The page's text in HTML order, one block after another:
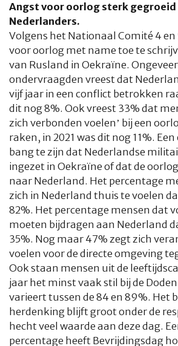
Angst voor oorlog sterk gegroeid
Nederlanders.
Volgens het Nationaal Comité 4 en
voor oorlog met name toe te
van Rusland in Oekraïne.
ondervraagden vreest dat
vijf jaar in een conflict betrokken
dit nog 8%. Ook vreest 33% dat
zich verbonden voelen’ bij een
raken, in 2021 was dit nog 11%.
bang te zijn dat Nederlandse
ingezet in Oekraïne of dat de
naar Nederland. Het percentage
zich in Nederland thuis te voelen
82%. Het percentage mensen dat
moeten bijdragen aan Nederland
35%. Nog maar 47% zegt zich
voelen voor de directe omgeving
Ook staan mensen uit de
jaar het minst vaak stil bij de
varieert tussen de 84 en 89%. Het
herdenking blijft groot onder de
hecht veel waarde aan deze dag.
percentage heeft Bevrijdingsdag